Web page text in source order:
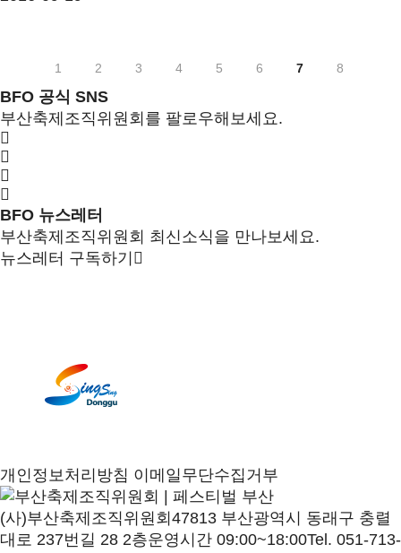
1 2 3 4 5 6 7 8
BFO 공식 SNS
부산축제조직위원회를 팔로우해보세요.
BFO 뉴스레터
부산축제조직위원회 최신소식을 만나보세요.
뉴스레터 구독하기
개인정보처리방침 이메일무단수집거부
(사)부산축제조직위원회 47813 부산광역시 동래구 충렬
대로 237번길 28 2층운영시간 09:00~18:00Tel. 051-713-